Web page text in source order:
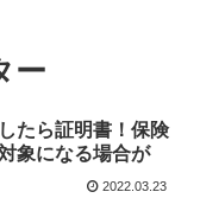
ー
たら証明書！保険
象になる場合が
2022.03.23